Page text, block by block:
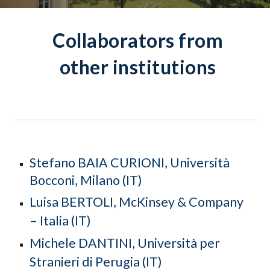
Collaborators from
other institutions
Stefano BAIA CURIONI, Università
Bocconi, Milano (IT)
Luisa BERTOLI, McKinsey & Company
– Italia (IT)
Michele DANTINI, Università per
Stranieri di Perugia (IT)